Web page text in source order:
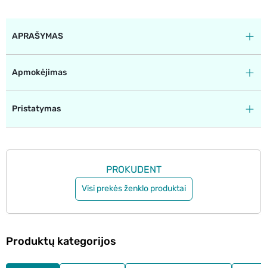
APRAŠYMAS
Apmokėjimas
Pristatymas
PROKUDENT
Visi prekės ženklo produktai
Produktų kategorijos